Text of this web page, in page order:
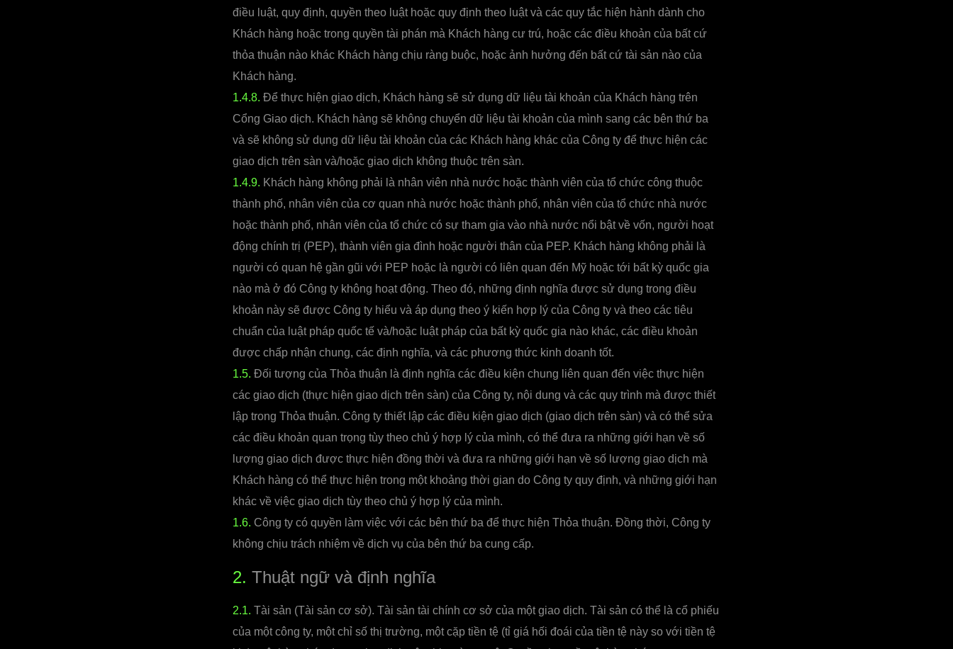
điều luật, quy định, quyền theo luật hoặc quy định theo luật và các quy tắc hiện hành dành cho
Khách hàng hoặc trong quyền tài phán mà Khách hàng cư trú, hoặc các điều khoản của bất cứ
thỏa thuận nào khác Khách hàng chịu ràng buộc, hoặc ảnh hưởng đến bất cứ tài sản nào của
Khách hàng.
1.4.8. Để thực hiện giao dịch, Khách hàng sẽ sử dụng dữ liệu tài khoản của Khách hàng trên
Cổng Giao dịch. Khách hàng sẽ không chuyển dữ liệu tài khoản của mình sang các bên thứ ba
và sẽ không sử dụng dữ liệu tài khoản của các Khách hàng khác của Công ty để thực hiện các
giao dịch trên sàn và/hoặc giao dịch không thuộc trên sàn.
1.4.9. Khách hàng không phải là nhân viên nhà nước hoặc thành viên của tổ chức công thuộc
thành phố, nhân viên của cơ quan nhà nước hoặc thành phố, nhân viên của tổ chức nhà nước
hoặc thành phố, nhân viên của tổ chức có sự tham gia vào nhà nước nổi bật về vốn, người hoạt
động chính trị (PEP), thành viên gia đình hoặc người thân của PEP. Khách hàng không phải là
người có quan hệ gần gũi với PEP hoặc là người có liên quan đến Mỹ hoặc tới bất kỳ quốc gia
nào mà ở đó Công ty không hoạt động. Theo đó, những định nghĩa được sử dụng trong điều
khoản này sẽ được Công ty hiểu và áp dụng theo ý kiến hợp lý của Công ty và theo các tiêu
chuẩn của luật pháp quốc tế và/hoặc luật pháp của bất kỳ quốc gia nào khác, các điều khoản
được chấp nhận chung, các định nghĩa, và các phương thức kinh doanh tốt.
1.5. Đối tượng của Thỏa thuận là định nghĩa các điều kiện chung liên quan đến việc thực hiện
các giao dịch (thực hiện giao dịch trên sàn) của Công ty, nội dung và các quy trình mà được thiết
lập trong Thỏa thuận. Công ty thiết lập các điều kiện giao dịch (giao dịch trên sàn) và có thể sửa
các điều khoản quan trọng tùy theo chủ ý hợp lý của mình, có thể đưa ra những giới hạn về số
lượng giao dịch được thực hiện đồng thời và đưa ra những giới hạn về số lượng giao dịch mà
Khách hàng có thể thực hiện trong một khoảng thời gian do Công ty quy định, và những giới hạn
khác về việc giao dịch tùy theo chủ ý hợp lý của mình.
1.6. Công ty có quyền làm việc với các bên thứ ba để thực hiện Thỏa thuận. Đồng thời, Công ty
không chịu trách nhiệm về dịch vụ của bên thứ ba cung cấp.
2. Thuật ngữ và định nghĩa
2.1. Tài sản (Tài sản cơ sở). Tài sản tài chính cơ sở của một giao dịch. Tài sản có thể là cổ phiếu
của một công ty, một chỉ số thị trường, một cặp tiền tệ (tỉ giá hối đoái của tiền tệ này so với tiền tệ